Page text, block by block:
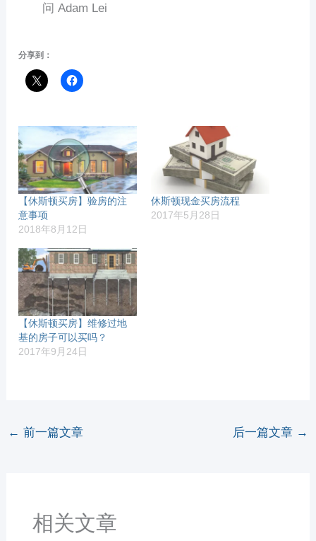
问 Adam Lei
分享到：
【休斯顿买房】验房的注
意事项
2018年8月12日
休斯顿现金买房流程
2017年5月28日
【休斯顿买房】维修过地
基的房子可以买吗？
2017年9月24日
← 前一篇文章 后一篇文章 →
相关文章